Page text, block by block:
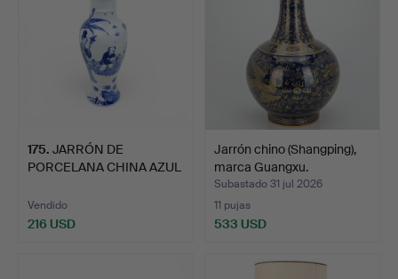
175. JARRÓN DE
PORCELANA CHINA AZUL
Vendido
216 USD
Jarrón chino (Shangping),
marca Guangxu.
Subastado 31 jul 2026
11 pujas
533 USD